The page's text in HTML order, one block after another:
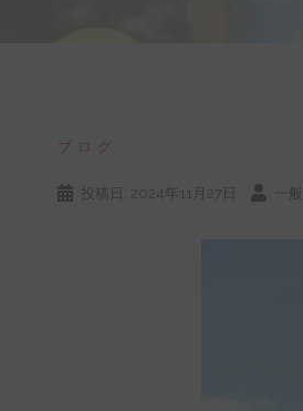
ブログ
投稿日: 2024年11月27日 一